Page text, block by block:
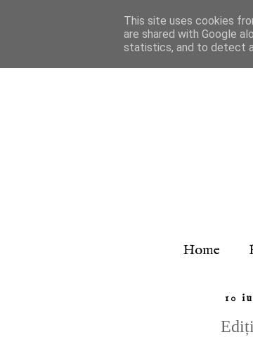
Home
10
This site uses cookies
are shared with Google
statistics, and to detect